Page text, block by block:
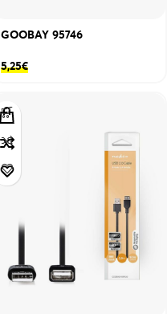
GOOBAY 95746
5,25€